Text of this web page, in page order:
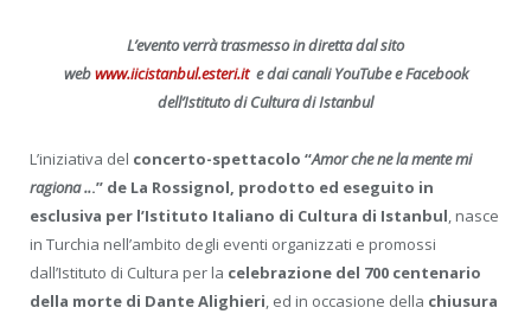
L’evento verrà trasmesso in diretta dal sito
webwww.iicistanbul.esteri.it e dai canali YouTube e Facebook
dell’Istituto di Cultura di Istanbul
L’iniziativa del concerto-spettacolo “Amor che ne la mente mi
ragiona ...” de La Rossignol, prodotto ed eseguito in
esclusiva per l’Istituto Italiano di Cultura di Istanbul, nasce
in Turchia nell’ambito degli eventi organizzati e promossi
dall’Istituto di Cultura per la celebrazione del 700 centenario
della morte di Dante Alighieri, ed in occasione della chiusura